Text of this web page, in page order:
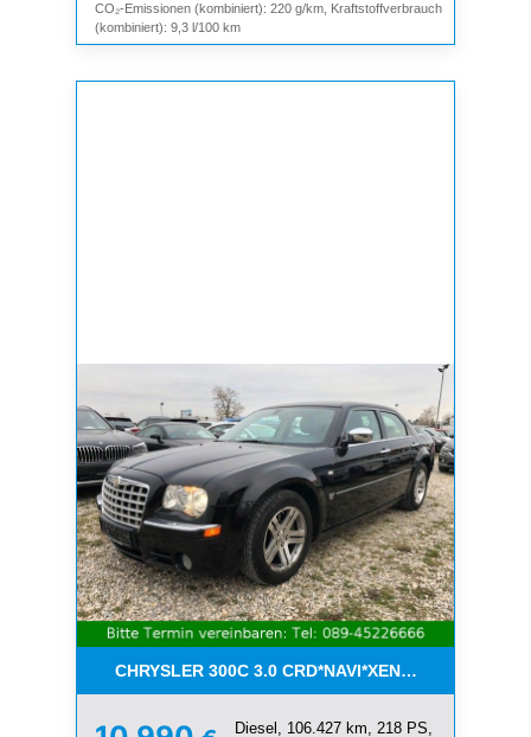
CO₂-Emissionen (kombiniert): 220 g/km, Kraftstoffverbrauch
(kombiniert): 9,3 l/100 km
CHRYSLER 300C 3.0
Diesel, 106.427 km, 218 PS,